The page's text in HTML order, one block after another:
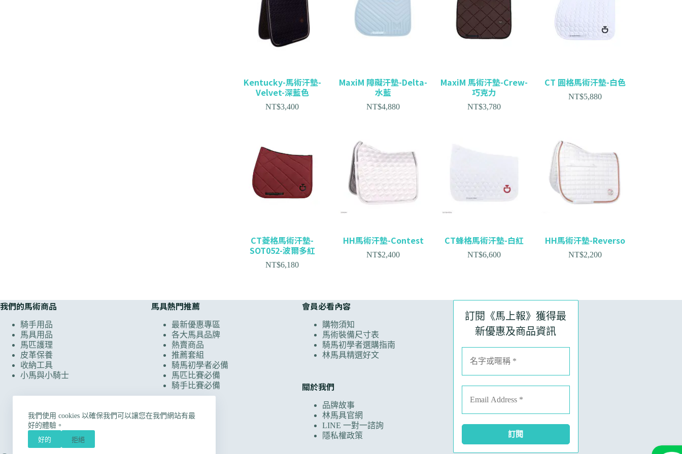
我們使用 cookies 以確保我們可以讓您在我們網站有最
好的體驗。
好的 拒絕
Kentucky-馬術汗墊-
Velvet-深藍色
NT$3,400
MaxiM 障礙汗墊-Delta-
水藍
NT$4,880
MaxiM 馬術汗墊-Crew-
巧克力
NT$3,780
CT 圓格馬術汗墊-白色
NT$5,880
CT菱格馬術汗墊-
SOT052-波爾多紅
NT$6,180
HH馬術汗墊-Contest
NT$2,400
CT蜂格馬術汗墊-白紅
NT$6,600
HH馬術汗墊-Reverso
NT$2,200
我們的馬術商品
騎手用品
馬具用品
馬匹護理
皮革保養
收納工具
小馬與小騎士
馬具熱門推薦
最新優惠專區
各大馬具品牌
熱賣商品
推薦套組
騎馬初學者必備
馬匹比賽必備
騎手比賽必備
會員必看內容
購物須知
馬術裝備尺寸表
騎馬初學者選購指南
林馬具精選好文
關於我們
品牌故事
林馬具官網
LINE 一對一諮詢
隱私權政策
訂閱《馬上報》獲得最
新優惠及商品資訊